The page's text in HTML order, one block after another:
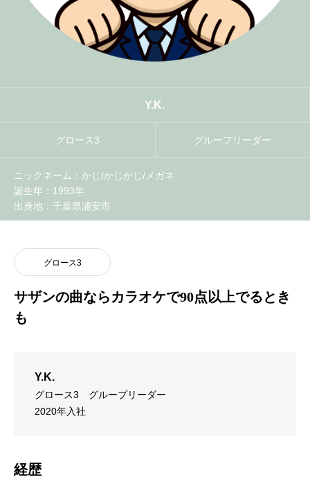
Y.K.
グロース3 グループリーダー
ニックネーム：かじ/かじかじ/メガネ
誕生年：1993年
出身地：千葉県浦安市
グロース3
サザンの曲ならカラオケで90点以上でるとき
も
Y.K.
グロース3
グループリーダー
2020年入社
経歴